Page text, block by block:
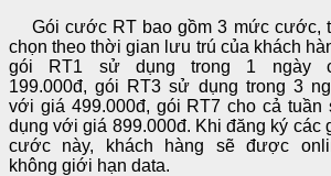
Gói cước RT bao gồm 3 mức cước,
chọn theo thời gian lưu trú của khách
gói RT1 sử dụng trong 1 ngày
199.000đ, gói RT3 sử dụng trong 3
với giá 499.000đ, gói RT7 cho cả tuần
dụng với giá 899.000đ. Khi đăng ký các
cước này, khách hàng sẽ được
không giới hạn data.